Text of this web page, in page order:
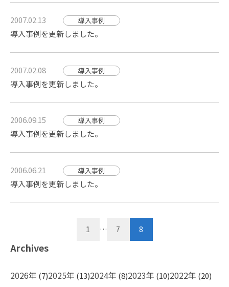
2007.02.13 導入事例
導入事例を更新しました。
2007.02.08 導入事例
導入事例を更新しました。
2006.09.15 導入事例
導入事例を更新しました。
2006.06.21 導入事例
導入事例を更新しました。
稿
ナ
ビ
1 … 7 8
Archives
2026年 (7)2025年 (13)2024年 (8)2023年 (10)2022年 (20)